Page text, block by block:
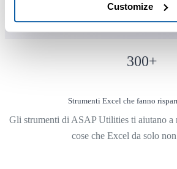
Customize
300+
Strumenti Excel che fanno
Gli strumenti di ASAP Utilities ti aiutano a
cose che Excel da solo